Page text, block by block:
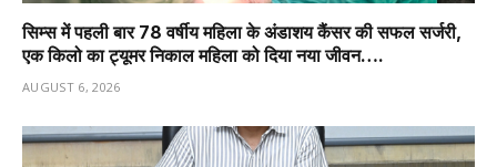
सिम्स में पहली बार 78 वर्षीय महिला के अंडाशय कैंसर की सफल सर्जरी,
एक किलो का ट्यूमर निकाल महिला को दिया नया जीवन….
AUGUST 6, 2026